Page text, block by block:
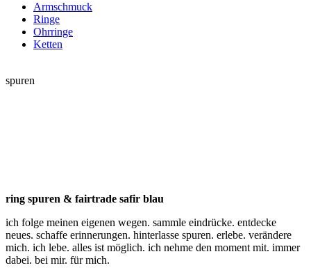
Armschmuck
Ringe
Ohrringe
Ketten
spuren
ring spuren & fairtrade safir blau
ich folge meinen eigenen wegen. sammle eindrücke. entdecke
neues. schaffe erinnerungen. hinterlasse spuren. erlebe. verändere
mich. ich lebe. alles ist möglich. ich nehme den moment mit. immer
dabei. bei mir. für mich.